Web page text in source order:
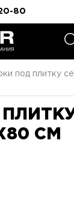
80
под плитку
СМ